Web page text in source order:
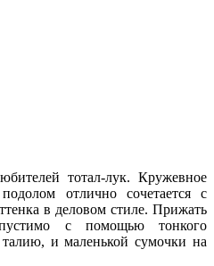
тотал-лук. Кружевное
отлично сочетается с
в деловом стиле. Прижать
с помощью тонкого
и маленькой сумочки на